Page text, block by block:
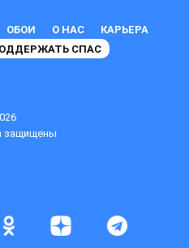
ОБОИ О НАС
КАРЬЕРА
СПАС
защищены